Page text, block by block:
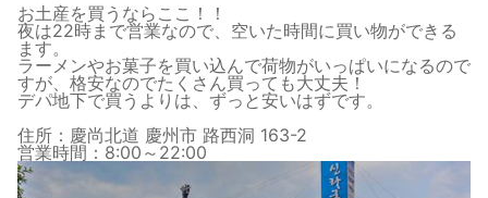
お土産を買うならここ！！
夜は22時まで営業なので、空いた時間に買い物ができる
ます。
ラーメンやお菓子を買い込んで荷物がいっぱいになるので
すが、格安なのでたくさん買っても大丈夫！
デパ地下で買うよりは、ずっと安いはずです。
住所：慶尚北道 慶州市 路西洞 163-2
営業時間：8:00～22:00